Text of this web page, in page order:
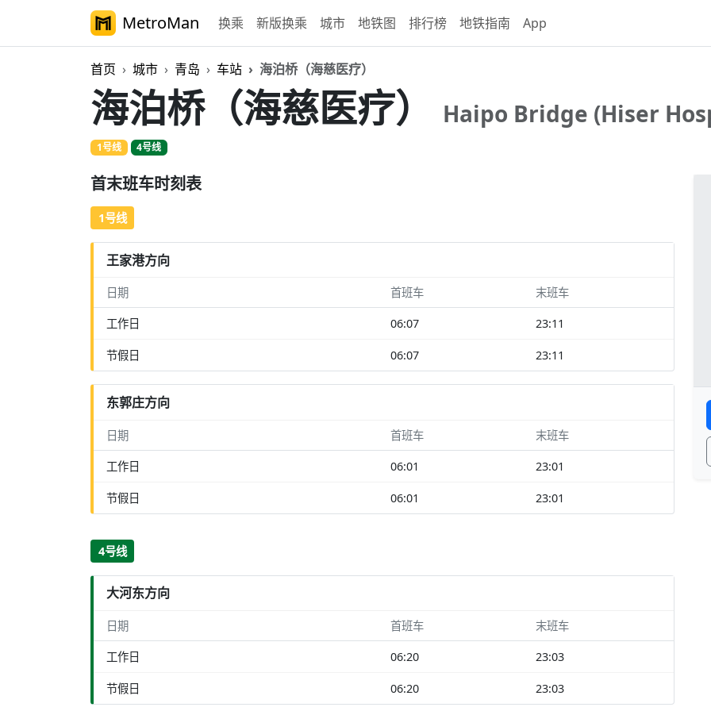
MetroMan 换乘 新版换乘 城市 地铁图 排行榜 地铁指南 App
首页 城市 青岛 车站 海泊桥（海慈医疗）
海泊桥（海慈医疗） Haipo Bridge (Hiser
1号线 4号线
首末班车时刻表
1号线
王家港方向
日期 首班车 末班车
工作日 06:07 23:11
节假日 06:07 23:11
东郭庄方向
日期 首班车 末班车
工作日 06:01 23:01
节假日 06:01 23:01
4号线
大河东方向
日期 首班车 末班车
工作日 06:20 23:03
节假日 06:20 23:03